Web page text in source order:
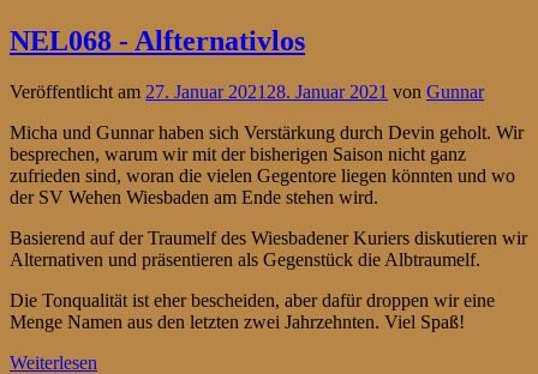
NEL068 - Alfternativlos
Veröffentlicht am 27. Januar 2021 28. Januar 2021 von Gunnar
Micha und Gunnar haben sich Verstärkung durch Devin geholt. Wir
besprechen, warum wir mit der bisherigen Saison nicht ganz
zufrieden sind, woran die vielen Gegentore liegen könnten und wo
der SV Wehen Wiesbaden am Ende stehen wird.
Basierend auf der Traumelf des Wiesbadener Kuriers diskutieren wir
Alternativen und präsentieren als Gegenstück die Albtraumelf.
Die Tonqualität ist eher bescheiden, aber dafür droppen wir eine
Menge Namen aus den letzten zwei Jahrzehnten. Viel Spaß!
Weiterlesen